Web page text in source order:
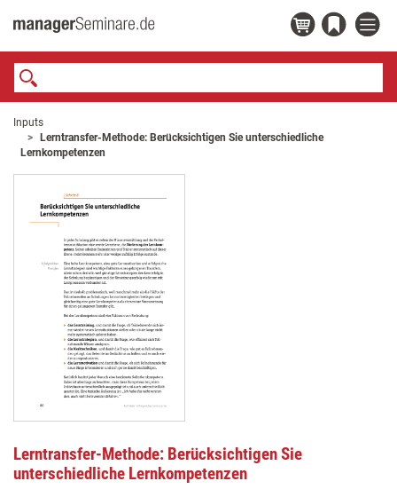
Inputs
Lerntransfer-Methode: Berücksichtigen Sie unterschiedliche
Lernkompetenzen
Lerntransfer-Methode: Berücksichtigen Sie
unterschiedliche Lernkompetenzen